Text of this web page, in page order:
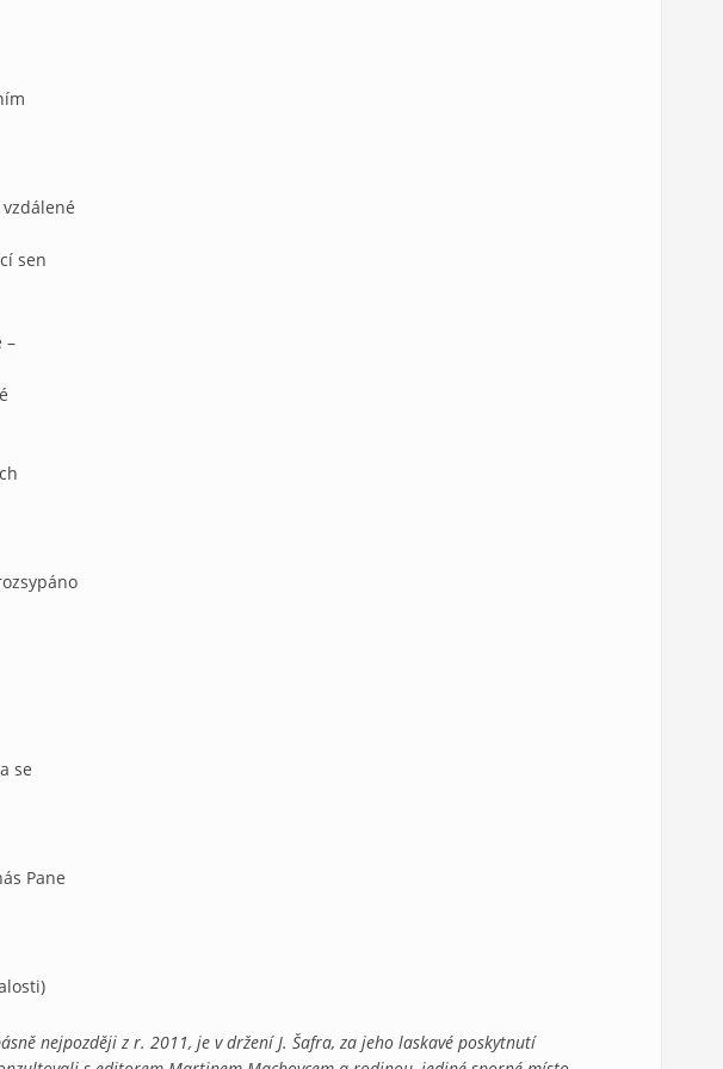
sen
–
se
Pane
nejpozději z r. 2011, je v držení J. Šafra, za jeho laskavé poskytnutí